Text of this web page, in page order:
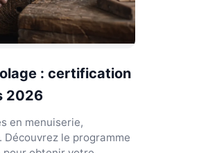
: certification
2026
en menuiserie,
le programme